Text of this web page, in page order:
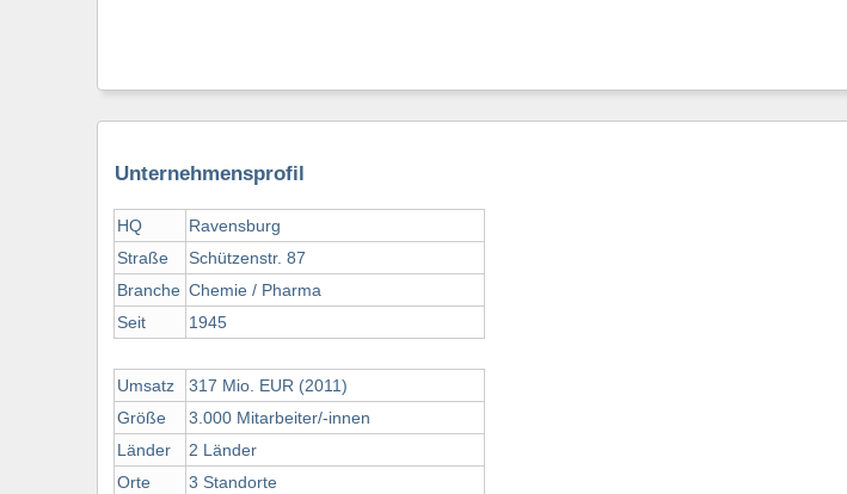
Unternehmensprofil
HQ
Straße
Branche
Seit
Umsatz
Größe
Länder
Orte
Ravensburg
Schützenstr. 87
Chemie / Pharma
1945
317 Mio. EUR (2011)
3.000 Mitarbeiter/-innen
2 Länder
3 Standorte